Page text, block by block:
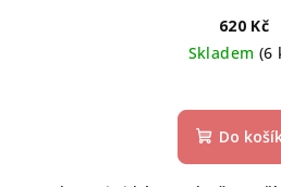
620 Kč
Skladem (6
Do